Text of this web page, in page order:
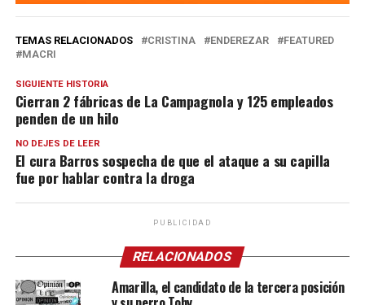
TEMAS RELACIONADOS CRISTINA ENDEREZAR
FEATURED
MACRI
SIGUIENTE HISTORIA
Cierran 2 fábricas de La Campagnola y 125 empleados
penden de un hilo
NO DEJES DE LEER
El cura Barros sospecha de que el ataque a su capilla
fue por hablar contra la droga
PUBLICIDAD
RELACIONADOS
Amarilla, el candidato de la tercera posición